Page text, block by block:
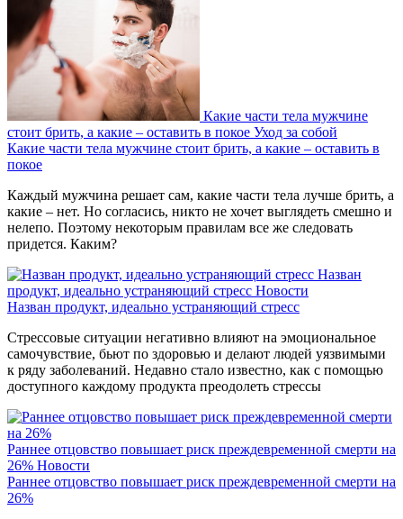
Какие части тела мужчине
стоит брить, а какие – оставить в покое Уход за собой
Какие части тела мужчине стоит брить, а какие – оставить в
покое
Каждый мужчина решает сам, какие части тела лучше брить, а
какие – нет. Но согласись, никто не хочет выглядеть смешно и
нелепо. Поэтому некоторым правилам все же следовать
придется. Каким?
Назван
продукт, идеально устраняющий стресс Новости
Назван продукт, идеально устраняющий стресс
Стрессовые ситуации негативно влияют на эмоциональное
самочувствие, бьют по здоровью и делают людей уязвимыми
к ряду заболеваний. Недавно стало известно, как с помощью
доступного каждому продукта преодолеть стрессы
Раннее отцовство повышает риск преждевременной смерти на
26% Новости
Раннее отцовство повышает риск преждевременной смерти на
26%